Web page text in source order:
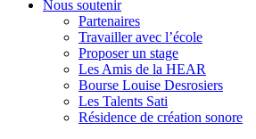
Nous soutenir
Partenaires
Travailler avec l’école
Proposer un stage
Les Amis de la HEAR
Bourse Louise Desrosiers
Les Talents Sati
Résidence de création sonore